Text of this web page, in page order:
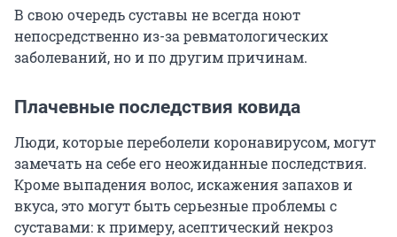
В свою очередь суставы не всегда ноют
непосредственно из-за ревматологических
заболеваний, но и по другим причинам.
Плачевные последствия ковида
Люди, которые переболели коронавирусом, могут
замечать на себе его неожиданные последствия.
Кроме выпадения волос, искажения запахов и
вкуса, это могут быть серьезные проблемы с
суставами: к примеру, асептический некроз